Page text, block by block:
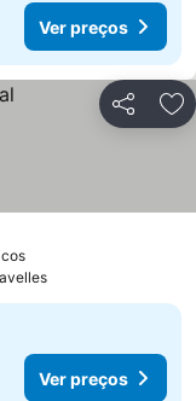
Ver preços
Partilhar
Ver preços